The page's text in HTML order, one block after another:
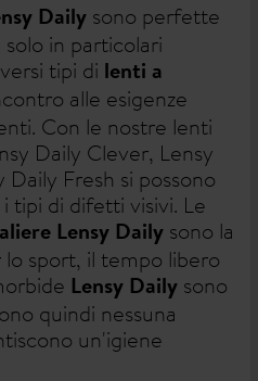
Daily sono perfette
in particolari
tipi di lenti a
alle esigenze
Con le nostre lenti
Daily Clever, Lensy
Fresh si possono
tipi di difetti visivi. Le
Lensy Daily sono la
sport, il tempo libero
Lensy Daily sono
quindi nessuna
un'igiene